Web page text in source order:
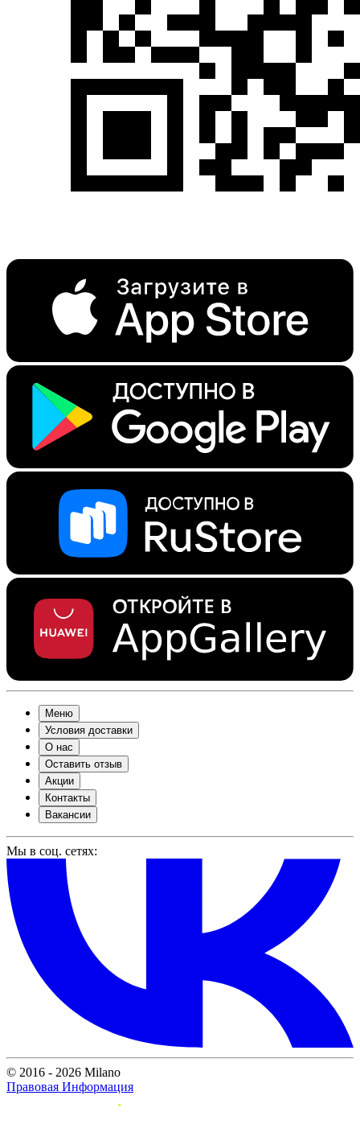
Меню
Условия доставки
О нас
Оставить отзыв
Акции
Контакты
Вакансии
Мы в соц. сетях:
© 2016 - 2026 Milano
Правовая Информация